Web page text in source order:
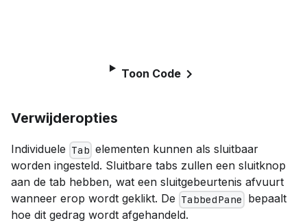
Toon Code
Verwijderopties
Individuele Tab elementen kunnen als sluitbaar
worden ingesteld. Sluitbare tabs zullen een sluitknop
aan de tab hebben, wat een sluitgebeurtenis afvuurt
wanneer erop wordt geklikt. De TabbedPane bepaalt
hoe dit gedrag wordt afgehandeld.